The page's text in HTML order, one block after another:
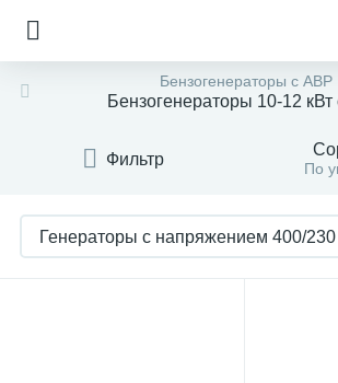
Бензогенераторы с АВР
Бензогенераторы 10-12
Фильтр
По
Генераторы с напряжением 400/230